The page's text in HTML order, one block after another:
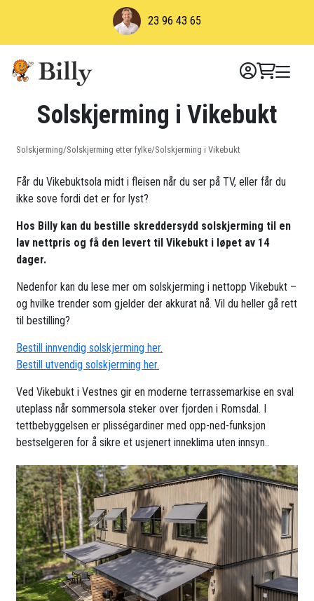
23 96 43 65
Solskjerming i Vikebukt
Solskjerming/Solskjerming etter fylke/Solskjerming i Vikebukt
Får du Vikebuktsola midt i fleisen når du ser på TV, eller får du
ikke sove fordi det er for lyst?
Hos Billy kan du bestille skreddersydd solskjerming til en
lav nettpris og få den levert til Vikebukt i løpet av 14
dager.
Nedenfor kan du lese mer om solskjerming i nettopp Vikebukt –
og hvilke trender som gjelder der akkurat nå. Vil du heller gå rett
til bestilling?
Bestill innvendig solskjerming her.
Bestill utvendig solskjerming her.
Ved Vikebukt i Vestnes gir en moderne terrassemarkise en sval
uteplass når sommersola steker over fjorden i Romsdal. I
tettbebyggelsen er plisségardiner med opp-ned-funksjon
bestselgeren for å sikre et usjenert inneklima uten innsyn..